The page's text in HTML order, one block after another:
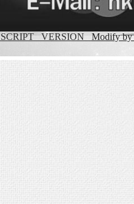
_SCRIPT _VERSION Modify